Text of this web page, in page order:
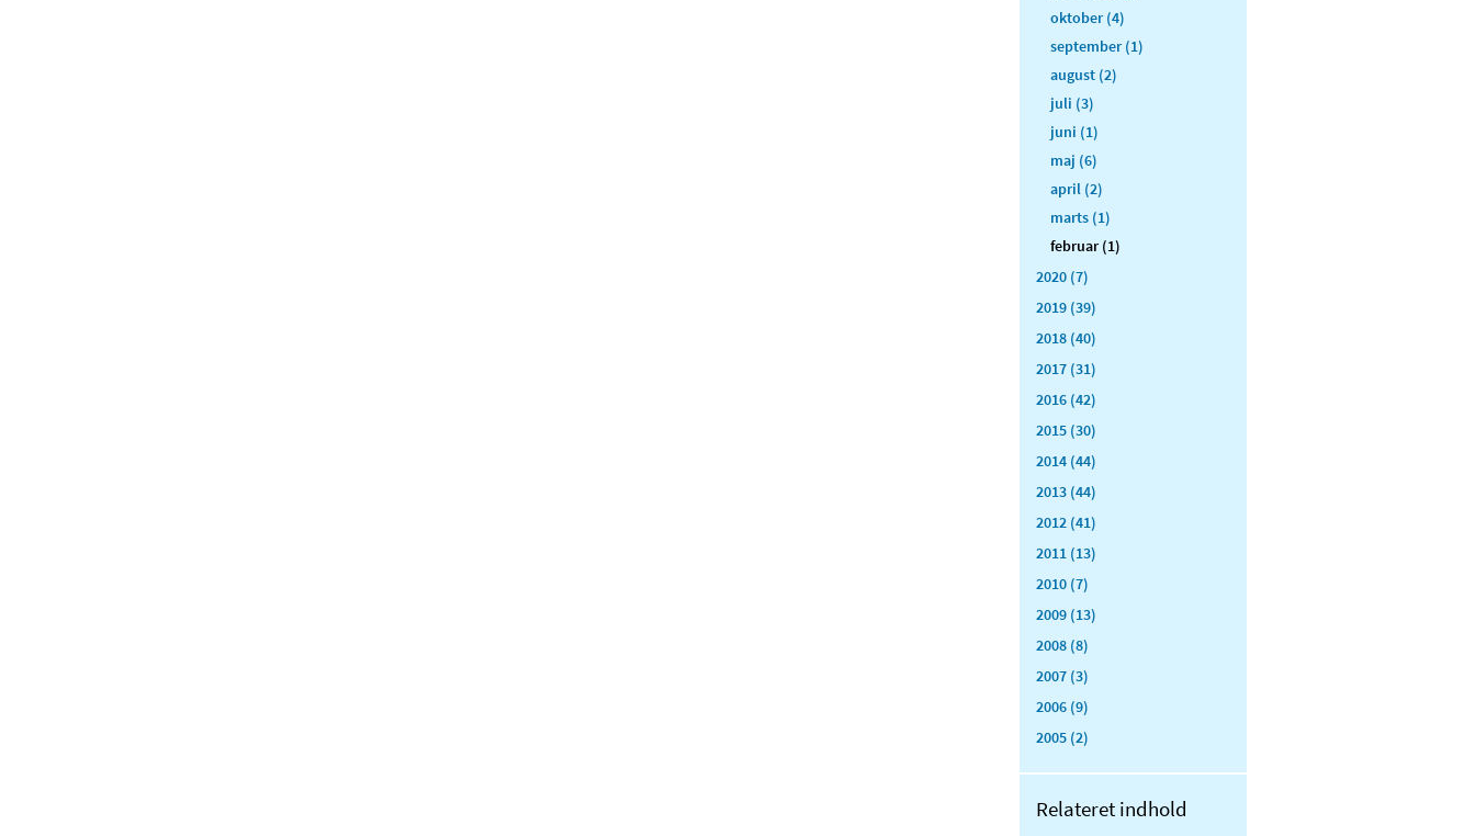
oktober (4)
september (1)
august (2)
juli (3)
juni (1)
maj (6)
april (2)
marts (1)
februar (1)
2020 (7)
2019 (39)
2018 (40)
2017 (31)
2016 (42)
2015 (30)
2014 (44)
2013 (44)
2012 (41)
2011 (13)
2010 (7)
2009 (13)
2008 (8)
2007 (3)
2006 (9)
2005 (2)
Relateret indhold